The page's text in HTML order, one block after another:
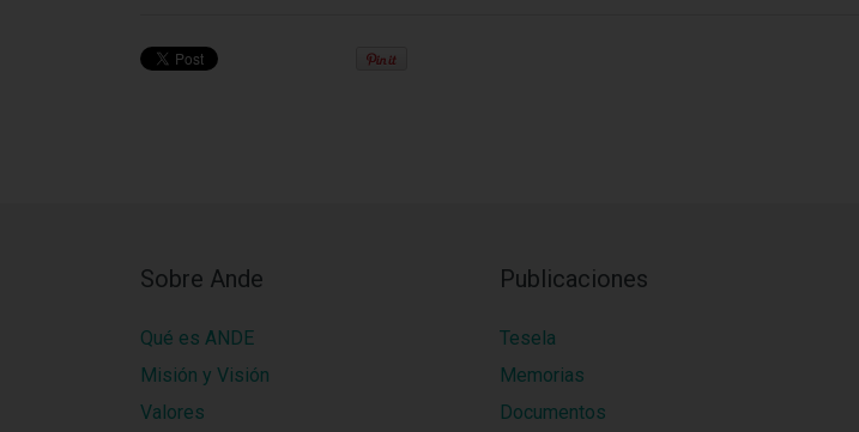
Sobre Ande
Qué es ANDE
Misión y Visión
Valores
Publicaciones
Tesela
Memorias
Documentos